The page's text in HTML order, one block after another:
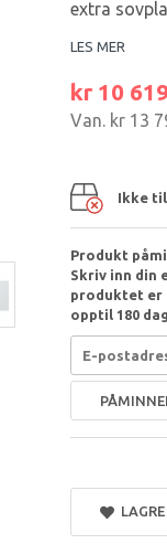
extra
LES MER
kr 10
Van. kr 13
Ikke
Produkt
Skriv inn din
produktet er
opptil 180
LAGRE